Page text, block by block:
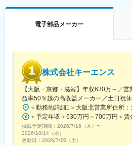
■配属組織：
暮らしの利便性を支えています。
15,000点以上の製品を展開し、日
へグローバルに事業を展開していま
■福利厚生面：
社員の生活やライフイベントを大
福利厚生が整っています。
・独身寮／社宅制度（自己負担約1
・社宅家賃補助・入社時の引っ越し
電子部品メーカー
株式会社キーエンス
【大阪・京都・滋賀】年収630万～／
益率50％越の高収益メーカー／土日祝休
掲載予定期間： 2026/7/16（木） 〜
2026/10/14（水）
更新日： 2026/7/25（土）